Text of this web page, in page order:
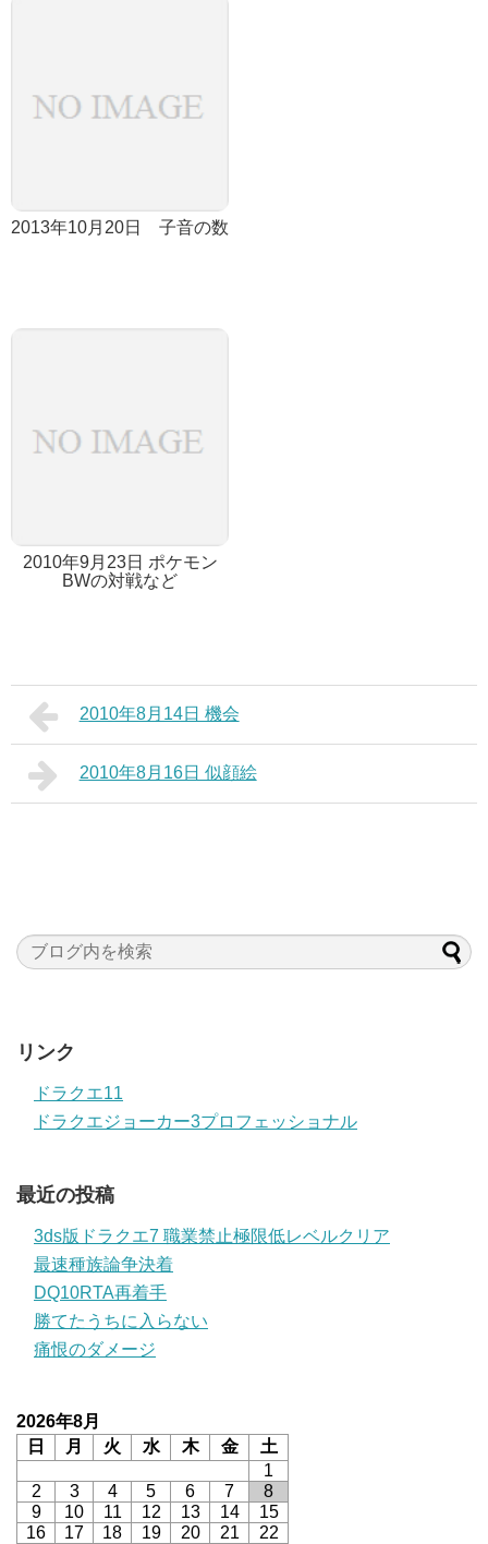
2013年10月20日 子音の数
2010年9月23日 ポケモン
BWの対戦など
2010年8月14日 機会
2010年8月16日 似顔絵
リンク
ドラクエ11
ドラクエジョーカー3プロフェッショナル
最近の投稿
3ds版ドラクエ7 職業禁止極限低レベルクリア
最速種族論争決着
DQ10RTA再着手
勝てたうちに入らない
痛恨のダメージ
2026年8月
日
月 火 水 木 金
土
1
2
3 4 5 6 7
8
9
10 11 12 13 14
15
16
17 18 19 20 21
22